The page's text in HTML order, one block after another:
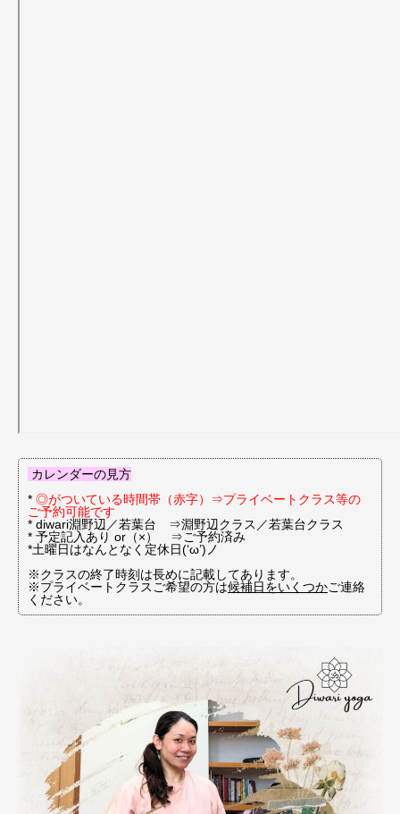
カレンダーの見方
* ◎がついている時間帯（赤字）⇒プライベートクラス等の
ご予約可能です
* diwari淵野辺／若葉台 ⇒淵野辺クラス／若葉台クラス
* 予定記入あり or（×） ⇒ご予約済み
*土曜日はなんとなく定休日(‘ω’)ノ
※クラスの終了時刻は長めに記載してあります。
※プライベートクラスご希望の方は候補日をいくつかご連絡
ください。